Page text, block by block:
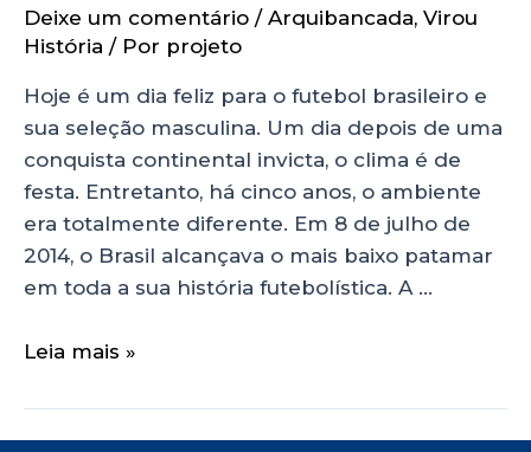
Deixe um comentário / Arquibancada, Virou
História / Por projeto
Hoje é um dia feliz para o futebol brasileiro e
sua seleção masculina. Um dia depois de uma
conquista continental invicta, o clima é de
festa. Entretanto, há cinco anos, o ambiente
era totalmente diferente. Em 8 de julho de
2014, o Brasil alcançava o mais baixo patamar
em toda a sua história futebolística. A …
Leia mais »